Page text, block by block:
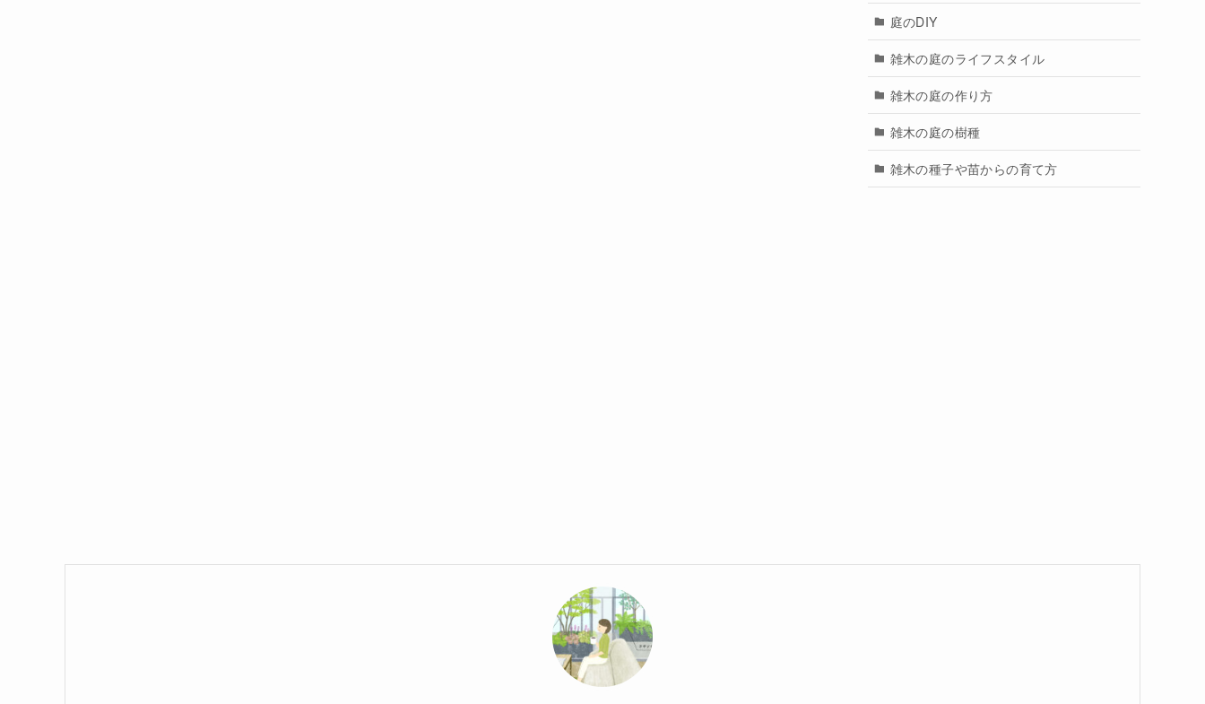
庭のDIY
雑木の庭のライフスタイル
雑木の庭の作り方
雑木の庭の樹種
雑木の種子や苗からの育て方